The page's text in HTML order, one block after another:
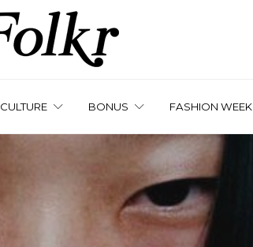
CULTURE BONUS FASHION WEEK